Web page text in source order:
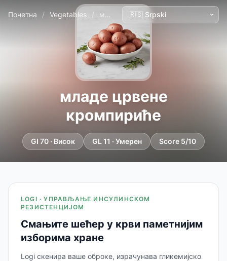
Почетна / Vegetables / младе црвене кромпириће
младе црвене
кромпириће
GI 70 · Висок GL 11 · Умерен Score 5/10
LOGI · УПРАВЉАЊЕ ИНСУЛИНСКОМ
РЕЗИСТЕНЦИЈОМ
Смањите шећер у крви паметнијим
изборима хране
Logi скенира ваше оброке, израчунава гликемијско